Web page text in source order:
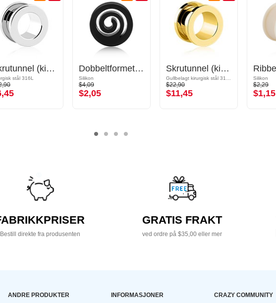
Skrutunnel (kirurgisk stål, sølv, skinnende finish)
stål 316L
Dobbeltformet tunnel (silikon, forskjellige farger) med spiraldesign
Silikon
$4,09
$2,05
Skrutunnel (kirurgisk stål, gull, skinnende finish)
$22,90
$11,45
Silikon
$2,29
$1,15
Bestill direkte fra produsenten
GRATIS FRAKT
ved ordre på $35,00 eller mer
ANDRE PRODUKTER INFORMASJONER CRAZY COMMUNITY